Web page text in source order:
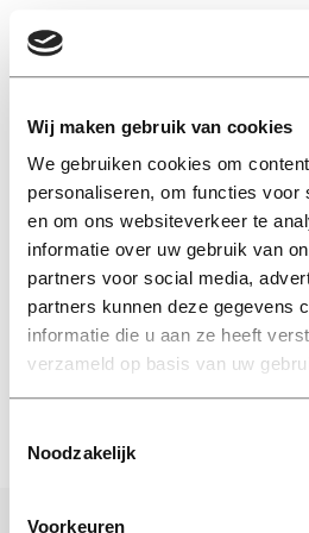
Wij maken gebruik van cookies
We gebruiken cookies om
personaliseren, om functies voor
en om ons websiteverkeer te
informatie over uw gebruik van
partners voor social media,
partners kunnen deze gegevens
informatie die u aan ze heeft
verzameld op basis van uw
Noodzakelijk
Voorkeuren
diepte
Nieuws
Zes lessen
je studie
28